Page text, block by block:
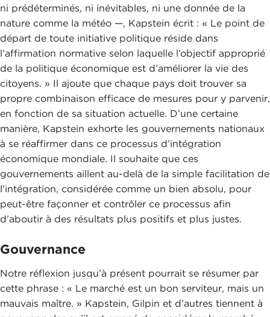
ni prédéterminés, ni inévitables, ni une donnée de la
nature comme la météo —, Kapstein écrit : « Le point de
départ de toute initiative politique réside dans
l’affirmation normative selon laquelle l’objectif approprié
de la politique économique est d’améliorer la vie des
citoyens. » Il ajoute que chaque pays doit trouver sa
propre combinaison efficace de mesures pour y parvenir,
en fonction de sa situation actuelle. D’une certaine
manière, Kapstein exhorte les gouvernements nationaux
à se réaffirmer dans ce processus d’intégration
économique mondiale. Il souhaite que ces
gouvernements aillent au-delà de la simple facilitation de
l’intégration, considérée comme un bien absolu, pour
peut-être façonner et contrôler ce processus afin
d’aboutir à des résultats plus positifs et plus justes.
Gouvernance
Notre réflexion jusqu’à présent pourrait se résumer par
cette phrase : « Le marché est un bon serviteur, mais un
mauvais maître. » Kapstein, Gilpin et d’autres tiennent à